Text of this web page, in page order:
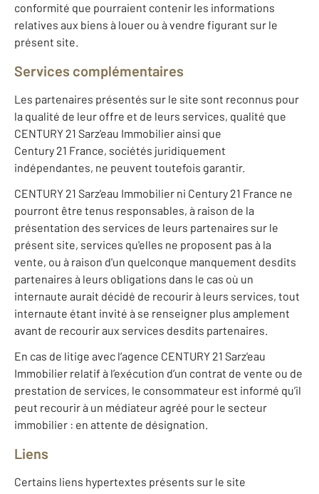
conformité que pourraient contenir les informations
relatives aux biens à louer ou à vendre figurant sur le
présent site.
Services complémentaires
Les partenaires présentés sur le site sont reconnus pour
la qualité de leur offre et de leurs services, qualité que
CENTURY 21 Sarz'eau Immobilier ainsi que
Century 21 France, sociétés juridiquement
indépendantes, ne peuvent toutefois garantir.
CENTURY 21 Sarz'eau Immobilier ni Century 21 France ne
pourront être tenus responsables, à raison de la
présentation des services de leurs partenaires sur le
présent site, services qu'elles ne proposent pas à la
vente, ou à raison d'un quelconque manquement desdits
partenaires à leurs obligations dans le cas où un
internaute aurait décidé de recourir à leurs services, tout
internaute étant invité à se renseigner plus amplement
avant de recourir aux services desdits partenaires.
En cas de litige avec l’agence CENTURY 21 Sarz'eau
Immobilier relatif à l’exécution d’un contrat de vente ou de
prestation de services, le consommateur est informé qu’il
peut recourir à un médiateur agréé pour le secteur
immobilier : en attente de désignation.
Liens
Certains liens hypertextes présents sur le site